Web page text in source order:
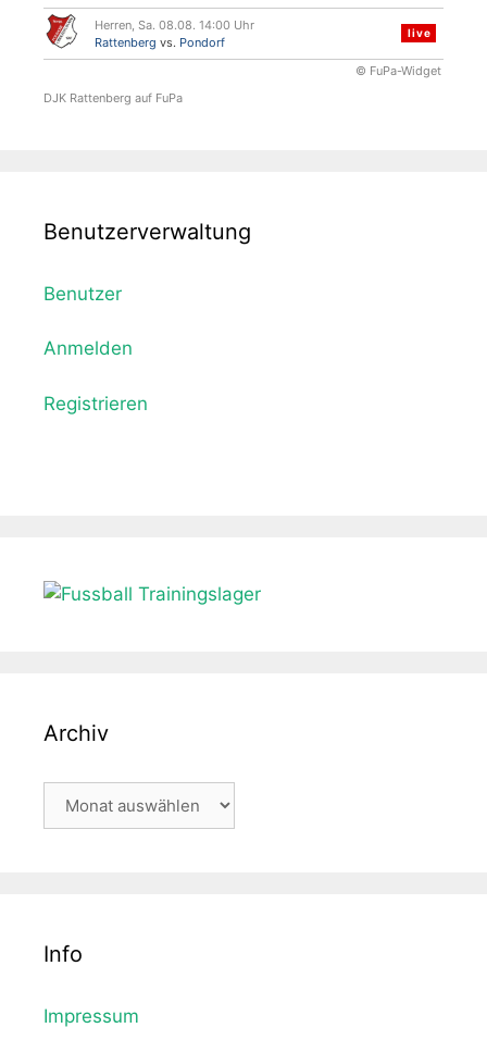
Herren, Sa. 08.08. 14:00 Uhr
Rattenberg vs. Pondorf
live
© FuPa-Widget
DJK Rattenberg auf FuPa
Benutzerverwaltung
Benutzer
Anmelden
Registrieren
Archiv
Archiv
Info
Impressum